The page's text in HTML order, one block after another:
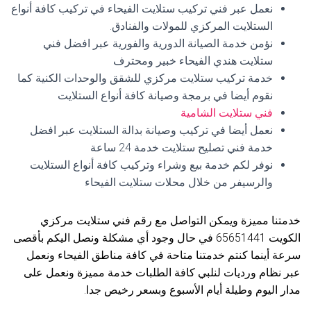
نعمل عبر فني تركيب ستلايت الفيحاء في تركيب كافة أنواع
الستلايت المركزي للمولات والفنادق.
نؤمن خدمة الصيانة الدورية والفورية عبر افضل فني
ستلايت هندي الفيحاء خبير ومحترف
خدمة تركيب ستلايت مركزي للشقق والوحدات الكنية كما
نقوم أيضا في برمجة وصيانة كافة أنواع الستلايت
فني ستلايت الشامية
نعمل أيضا في تركيب وصيانة بدالة الستلايت عبر افضل
خدمة فني تصليح ستلايت خدمة 24 ساعة
نوفر لكم خدمة بيع وشراء وتركيب كافة أنواع الستلايت
والرسيفر من خلال محلات ستلايت الفيحاء
خدمتنا مميزة ويمكن التواصل مع رقم فني ستلايت مركزي
الكويت 65651441 في حال وجود أي مشكلة ونصل اليكم بأقصى
سرعة أينما كنتم خدمتنا متاحة في كافة مناطق الفيحاء ونعمل
عبر نظام ورديات لنلبي كافة الطلبات خدمة مميزة ونعمل على
مدار اليوم وطيلة أيام الأسبوع وبسعر رخيص جدا.